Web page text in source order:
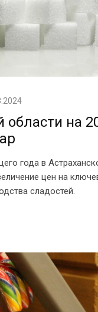
области на
года в
цен на
сладостей.